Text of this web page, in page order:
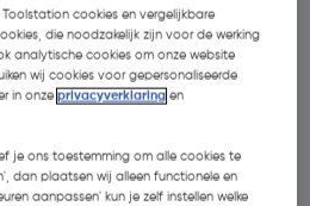
cookies en vergelijkbare
die noodzakelijk zijn voor de werking
analytische cookies om onze website
wij cookies voor gepersonaliseerde
in onzeprivacyverklaring en
je ons toestemming om alle cookies te
dan plaatsen wij alleen functionele en
aanpassen' kun je zelf instellen welke